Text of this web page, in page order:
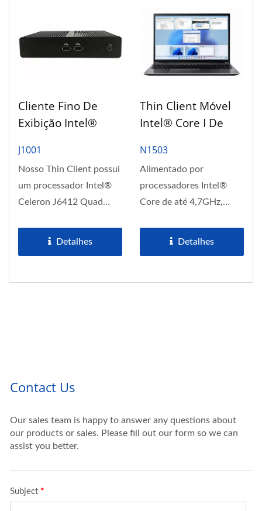
Cliente Fino De
Exibição Intel®
4K
J1001
Nosso Thin Client possui
um processador Intel®
Celeron J6412 Quad
Detalhes
Thin Client Móvel
Intel® Core I De
11 IoT
N1503
Alimentado por
processadores Intel®
Core de até 4,7GHz,
Detalhes